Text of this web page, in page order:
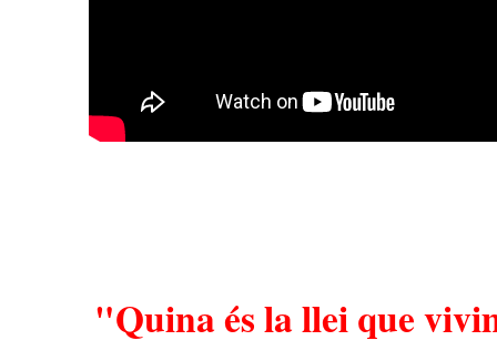
"Quina és la llei que